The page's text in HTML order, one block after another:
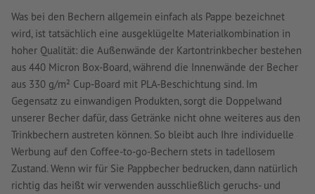
Was bei den Bechern allgemein einfach als Pappe bezeichnet
wird, ist tatsächlich eine ausgeklügelte Materialkombination in
hoher Qualität: die Außenwände der Kartontrinkbecher bestehen
aus 440 Micron Box-Board, während die Innenwände der Becher
aus 330 g/m² Cup-Board mit PLA-Beschichtung sind. Im
Gegensatz zu einwandigen Produkten, sorgt die Doppelwand
unserer Becher dafür, dass Getränke nicht ohne weiteres aus den
Trinkbechern austreten können. So bleibt auch Ihre individuelle
Werbung auf den Coffee-to-go-Bechern stets in tadellosem
Zustand. Wenn wir für Sie Pappbecher bedrucken, dann natürlich
richtig das heißt wir verwenden ausschließlich geruchs- und